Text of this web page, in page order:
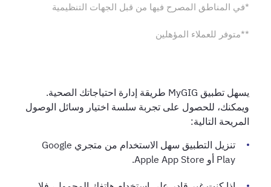
*في المناطق المصرح فيها من قبل الجهات التنظيمية
**متوفر للعملاء المؤهلين
يسهل تطبيق MyGIG طريقة إدارة احتياجاتك الصحية.
ويمكنك، للحصول على تجربة سلسة اختيار وسائل الوصول
المريحة التالية:
تنزيل التطبيق سهل الاستخدام من متجري Google
Play أو Apple App Store.